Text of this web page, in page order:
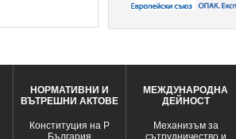
НОРМАТИВНИ И
ВЪТРЕШНИ АКТОВЕ
Конституция на Р
България
МЕЖДУНАРОДНА
ДЕЙНОСТ
Механизъм за
сътрудничество и